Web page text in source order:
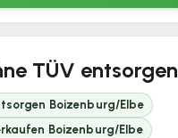
TÜV entsorgen
Boizenburg/Elbe
Boizenburg/Elbe